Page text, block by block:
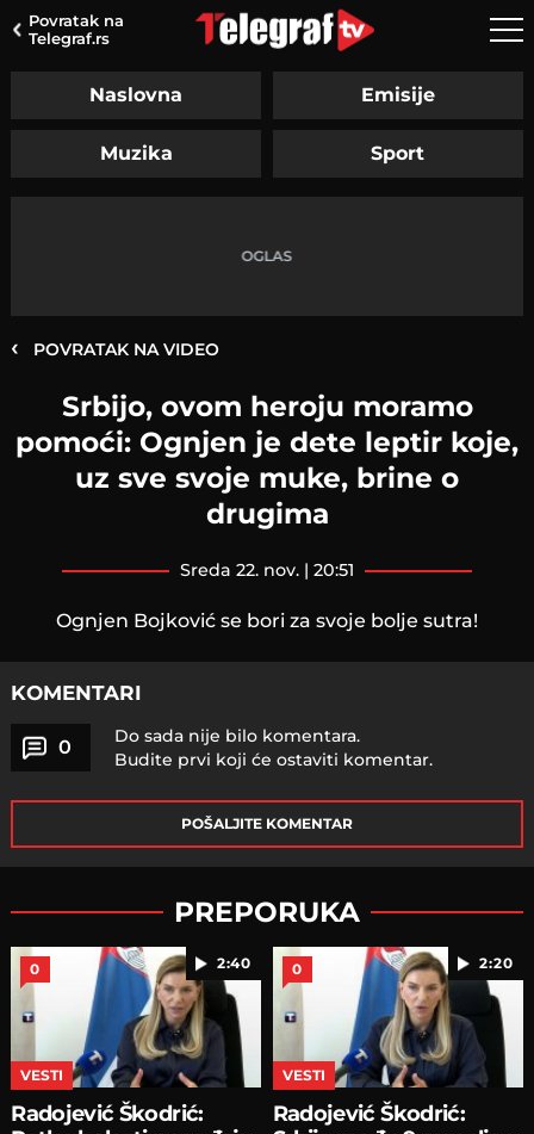
Povratak na
Telegraf.rs
Naslovna Emisije
Muzika Sport
‹ POVRATAK NA VIDEO
Srbijo, ovom heroju moramo
pomoći: Ognjen je dete leptir koje,
uz sve svoje muke, brine o
drugima
sreda 22. nov. | 20:51
Ognjen Bojković se bori za svoje bolje sutra!
KOMENTARI
0
Do sada nije bilo komentara.
Budite prvi koji će ostaviti komentar.
POŠALJITE KOMENTAR
PREPORUKA
2:40
0
VESTI
Radojević Škodrić:
2:20
0
VESTI
Radojević Škodrić: